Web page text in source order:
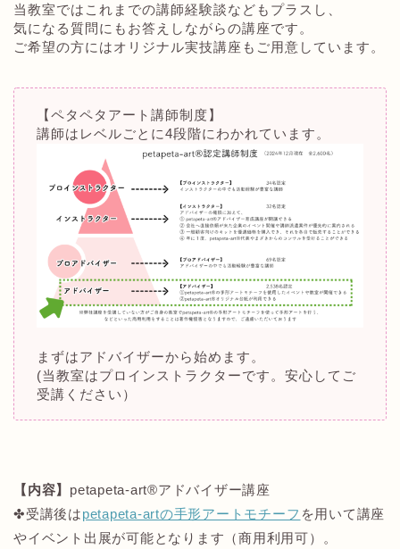
当教室ではこれまでの講師経験談などもプラスし、
気になる質問にもお答えしながらの講座です。
ご希望の方にはオリジナル実技講座もご用意しています。
【ペタペタアート講師制度】
講師はレベルごとに4段階にわかれています。
まずはアドバイザーから始めます。
(当教室はプロインストラクターです。安心してご
受講ください）
【内容】 petapeta-art®アドバイザー講座
✤受講後はpetapeta-artの手形アートモチーフ を用いて講座
やイベント出展が可能となります（商用利用可）。